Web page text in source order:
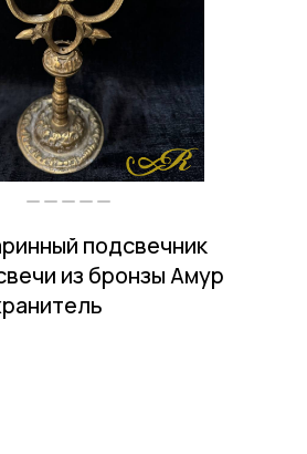
подсвечник
из бронзы Амур